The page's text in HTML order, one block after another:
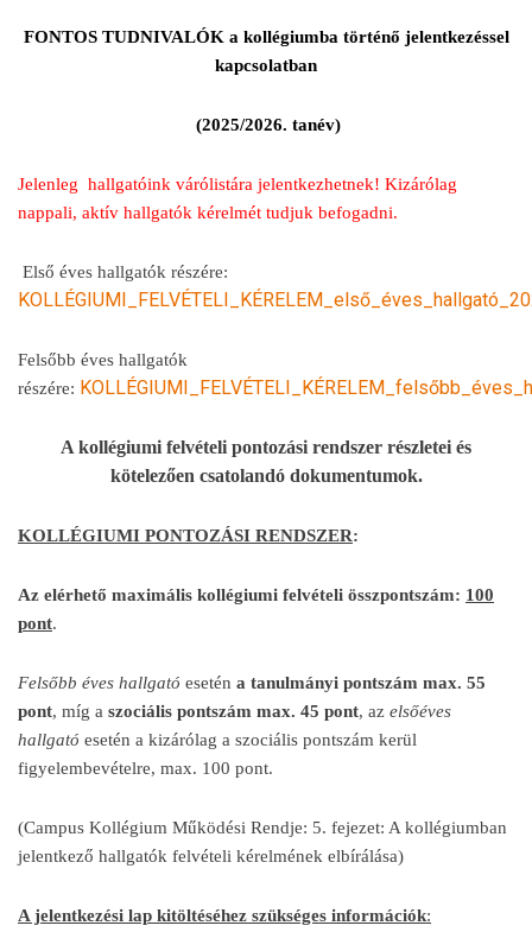
FONTOS TUDNIVALÓK a kollégiumba történő jelentkezéssel
kapcsolatban
(2025/2026. tanév)
Jelenleg hallgatóink várólistára jelentkezhetnek! Kizárólag
nappali, aktív hallgatók kérelmét tudjuk befogadni.
Első éves hallgatók részére:
Felsőbb éves hallgatók
részére:
A kollégiumi felvételi pontozási rendszer részletei és
kötelezően csatolandó dokumentumok.
KOLLÉGIUMI PONTOZÁSI RENDSZER:
Az elérhető maximális kollégiumi felvételi összpontszám: 100
pont.
Felsőbb éves hallgató esetén a tanulmányi pontszám max. 55
pont, míg a szociális pontszám max. 45 pont, az elsőéves
hallgató esetén a kizárólag a szociális pontszám kerül
figyelembevételre, max. 100 pont.
(Campus Kollégium Működési Rendje: 5. fejezet: A kollégiumban
jelentkező hallgatók felvételi kérelmének elbírálása)
A jelentkezési lap kitöltéséhez szükséges információk: